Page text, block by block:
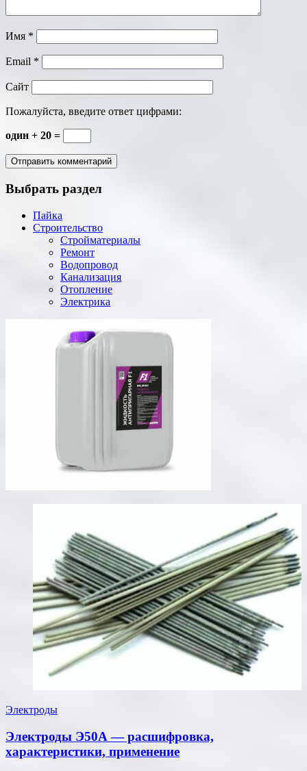
Имя *
Email *
Сайт
Пожалуйста, введите ответ цифрами:
один + 20 =
Выбрать раздел
Пайка
Строительство
Стройматериалы
Ремонт
Водопровод
Канализация
Отопление
Электрика
Электроды
Электроды Э50А — расшифровка,
характеристики, применение